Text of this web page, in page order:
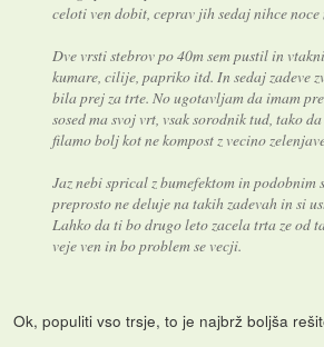
celoti ven dobit, ceprav jih sedaj nihce
Dve vrsti stebrov po 40m sem pustil in
kumare, cilije, papriko itd. In sedaj zadeve
bila prej za trte. No ugotavljam da imam
sosed ma svoj vrt, vsak sorodnik tud, tako
filamo bolj kot ne kompost z vecino
Jaz nebi sprical z bumefektom in podobnim
preprosto ne deluje na takih zadevah in si
Lahko da ti bo drugo leto zacela trta ze od
veje ven in bo problem se vecji.
Ok, populiti vso trsje, to je najbrž boljša